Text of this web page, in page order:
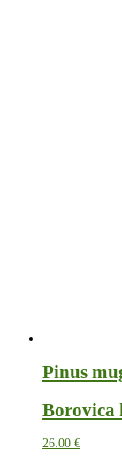
Pinus
Borovica
26.00 €